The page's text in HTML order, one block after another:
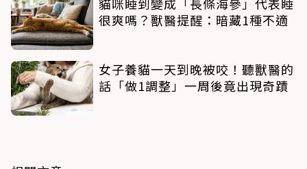
貓咪睡到變成「長條海參」代表睡
很爽嗎？獸醫提醒：暗藏1種不適
女子養貓一天到晚被咬！聽獸醫的
話「做1調整」一周後竟出現奇蹟